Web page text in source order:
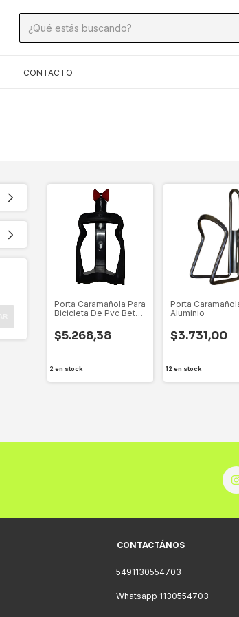
CONTACTO
Porta Caramañola Para
Bicicleta De Pvc Beto
$5.268,38
2 en stock
Porta
Aluminio
$3.731,00
12 en stock
CONTACTÁNOS
5491130554703
Whatsapp 1130554703